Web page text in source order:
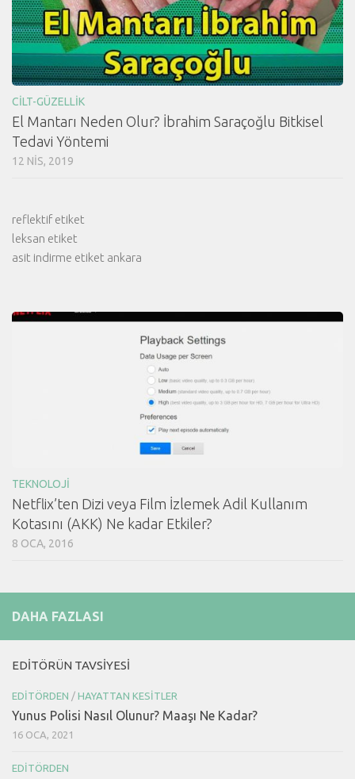
CILT-GÜZELLIK
El Mantarı Neden Olur? İbrahim Saraçoğlu Bitkisel
Tedavi Yöntemi
12 NIS, 2019
reflektif etiket
leksan etiket
asit indirme etiket ankara
TEKNOLOJI
Netflix’ten Dizi veya Film İzlemek Adil Kullanım
Kotasını (AKK) Ne kadar Etkiler?
8 OCA, 2016
DAHA FAZLASI
EDITÖRÜN TAVSIYESI
EDITÖRDEN / HAYATTAN KESITLER
Yunus Polisi Nasıl Olunur? Maaşı Ne Kadar?
16 OCA, 2021
EDITÖRDEN